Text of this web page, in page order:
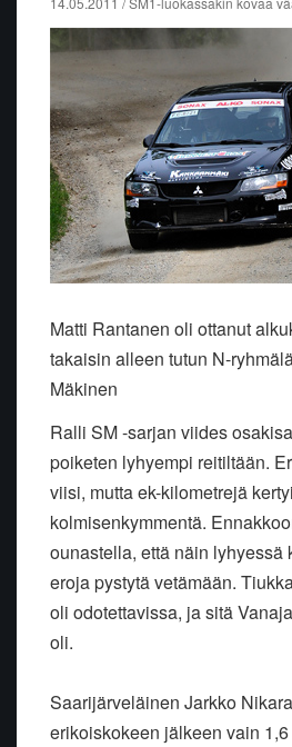
Matti Rantanen oli ottanut
takaisin alleen tutun N-
Mäkinen
Ralli SM -sarjan viides
poiketen lyhyempi reitiltään.
viisi, mutta ek-kilometrejä
kolmisenkymmentä.
ounastella, että näin lyhyessä
eroja pystytä vetämään.
oli odotettavissa, ja sitä
oli.
Saarijärveläinen Jarkko
erikoiskokeen jälkeen vain